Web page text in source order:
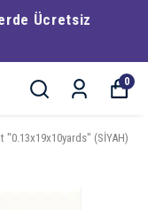
Ücretsiz
0
"0.13x19x10yards" (SİYAH)